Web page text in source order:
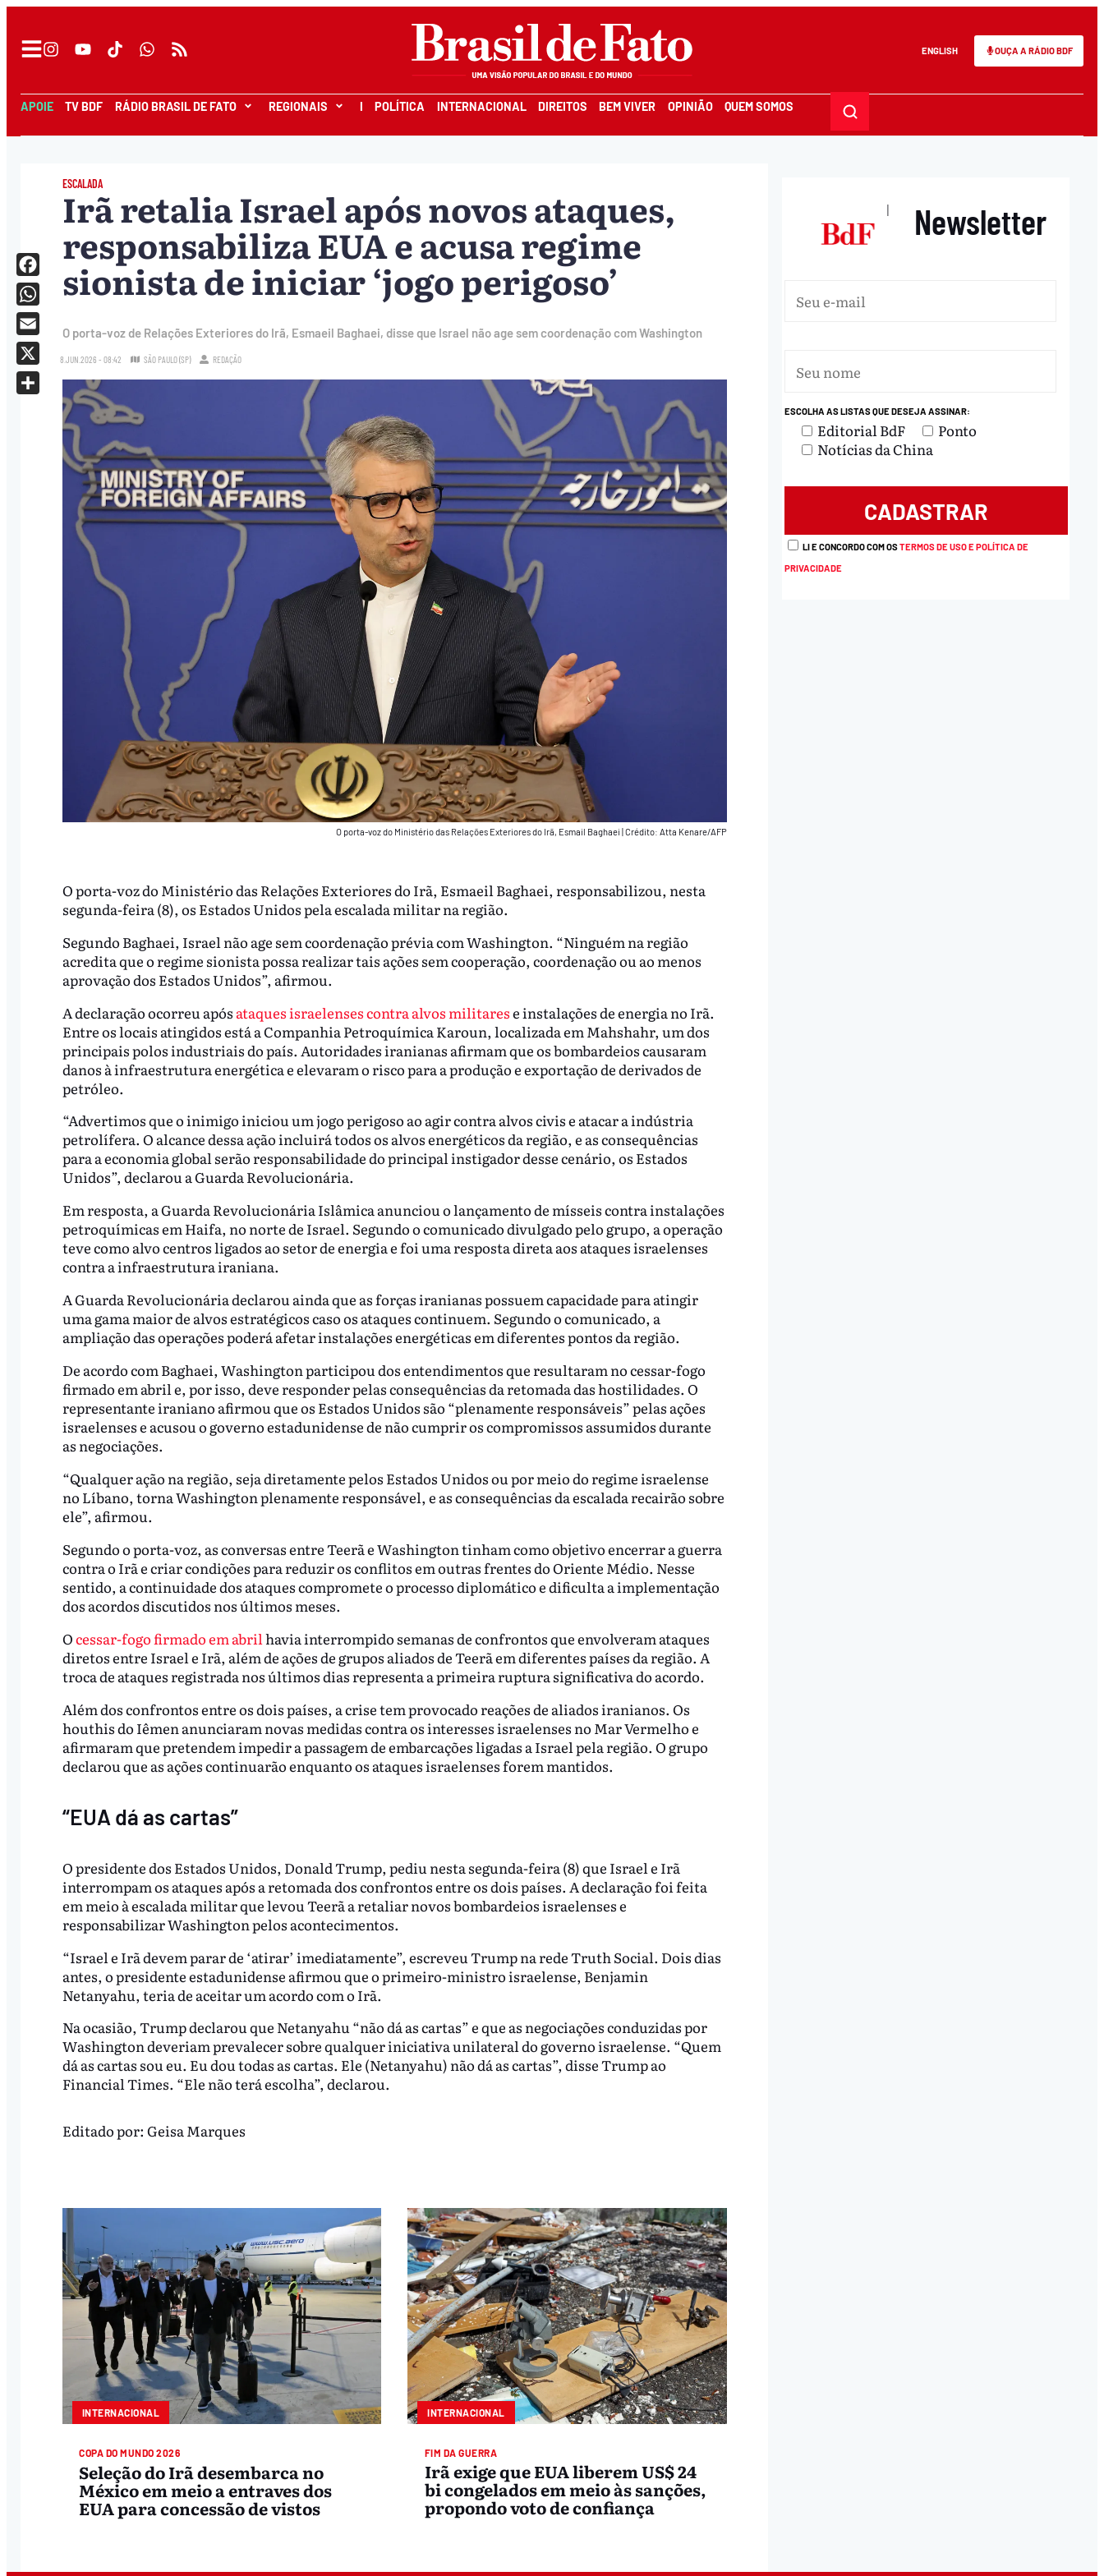
ENGLISH OUÇA A RÁDIO BDF
APOIE TV BDF RÁDIO BRASIL DE FATO REGIONAIS I POLÍTICA INTERNACIONAL DIREITOS BEM VIVER OPINIÃO QUEM SOMOS
ESCALADA
Irã retalia Israel após novos ataques,
responsabiliza EUA e acusa regime
sionista de iniciar ‘jogo perigoso’
O porta-voz de Relações Exteriores do Irã, Esmaeil Baghaei, disse que Israel não age sem coordenação com Washington
8.JUN.2026 - 08:42 SÃO PAULO (SP) REDAÇÃO
O porta-voz do Ministério das Relações Exteriores do Irã, Esmail Baghaei Crédito: Atta Kenare/AFP
O porta-voz do Ministério das Relações Exteriores do Irã, Esmaeil Baghaei, responsabilizou, nesta
segunda-feira (8), os Estados Unidos pela escalada militar na região.
Segundo Baghaei, Israel não age sem coordenação prévia com Washington. “Ninguém na região
acredita que o regime sionista possa realizar tais ações sem cooperação, coordenação ou ao menos
aprovação dos Estados Unidos”, afirmou.
A declaração ocorreu após ataques israelenses contra alvos militarese instalações de energia no Irã.
Entre os locais atingidos está a Companhia Petroquímica Karoun, localizada em Mahshahr, um dos
principais polos industriais do país. Autoridades iranianas afirmam que os bombardeios causaram
danos à infraestrutura energética e elevaram o risco para a produção e exportação de derivados de
petróleo.
“Advertimos que o inimigo iniciou um jogo perigoso ao agir contra alvos civis e atacar a indústria
petrolífera. O alcance dessa ação incluirá todos os alvos energéticos da região, e as consequências
para a economia global serão responsabilidade do principal instigador desse cenário, os Estados
Unidos”, declarou a Guarda Revolucionária.
Em resposta, a Guarda Revolucionária Islâmica anunciou o lançamento de mísseis contra instalações
petroquímicas em Haifa, no norte de Israel. Segundo o comunicado divulgado pelo grupo, a operação
teve como alvo centros ligados ao setor de energia e foi uma resposta direta aos ataques israelenses
contra a infraestrutura iraniana.
A Guarda Revolucionária declarou ainda que as forças iranianas possuem capacidade para atingir
uma gama maior de alvos estratégicos caso os ataques continuem. Segundo o comunicado, a
ampliação das operações poderá afetar instalações energéticas em diferentes pontos da região.
De acordo com Baghaei, Washington participou dos entendimentos que resultaram no cessar-fogo
firmado em abril e, por isso, deve responder pelas consequências da retomada das hostilidades. O
representante iraniano afirmou que os Estados Unidos são “plenamente responsáveis” pelas ações
israelenses e acusou o governo estadunidense de não cumprir os compromissos assumidos durante
as negociações.
“Qualquer ação na região, seja diretamente pelos Estados Unidos ou por meio do regime israelense
no Líbano, torna Washington plenamente responsável, e as consequências da escalada recairão sobre
ele”, afirmou.
Segundo o porta-voz, as conversas entre Teerã e Washington tinham como objetivo encerrar a guerra
contra o Irã e criar condições para reduzir os conflitos em outras frentes do Oriente Médio. Nesse
sentido, a continuidade dos ataques compromete o processo diplomático e dificulta a implementação
dos acordos discutidos nos últimos meses.
Ocessar-fogo firmado em abril havia interrompido semanas de confrontos que envolveram ataques
diretos entre Israel e Irã, além de ações de grupos aliados de Teerã em diferentes países da região. A
troca de ataques registrada nos últimos dias representa a primeira ruptura significativa do acordo.
Além dos confrontos entre os dois países, a crise tem provocado reações de aliados iranianos. Os
houthis do Iêmen anunciaram novas medidas contra os interesses israelenses no Mar Vermelho e
afirmaram que pretendem impedir a passagem de embarcações ligadas a Israel pela região. O grupo
declarou que as ações continuarão enquanto os ataques israelenses forem mantidos.
“EUA dá as cartas”
O presidente dos Estados Unidos, Donald Trump, pediu nesta segunda-feira (8) que Israel e Irã
interrompam os ataques após a retomada dos confrontos entre os dois países. A declaração foi feita
em meio à escalada militar que levou Teerã a retaliar novos bombardeios israelenses e
responsabilizar Washington pelos acontecimentos.
“Israel e Irã devem parar de ‘atirar’ imediatamente”, escreveu Trump na rede Truth Social. Dois dias
antes, o presidente estadunidense afirmou que o primeiro-ministro israelense, Benjamin
Netanyahu, teria de aceitar um acordo com o Irã.
Na ocasião, Trump declarou que Netanyahu “não dá as cartas” e que as negociações conduzidas por
Washington deveriam prevalecer sobre qualquer iniciativa unilateral do governo israelense. “Quem
dá as cartas sou eu. Eu dou todas as cartas. Ele (Netanyahu) não dá as cartas”, disse Trump ao
Financial Times. “Ele não terá escolha”, declarou.
Facebook
WhatsApp
Email
X
Editado por: Geisa Marques
INTERNACIONAL
COPA DO MUNDO 2026
Seleção do Irã desembarca no
México em meio a entraves dos
EUA para concessão de vistos
INTERNACIONAL
FIM DA GUERRA
Irã exige que EUA liberem US$ 24
bi congelados em meio às sanções,
propondo voto de confiança
| Newsletter
ESCOLHA AS LISTAS QUE DESEJA ASSINAR:
Editorial BdF
Ponto
Notícias da China
LI E CONCORDO COM OSTERMOS DE USO E POLÍTICA DE
PRIVACIDADE